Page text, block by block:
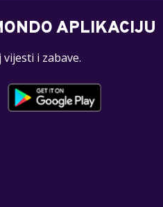
APLIKACIJU
i zabave.